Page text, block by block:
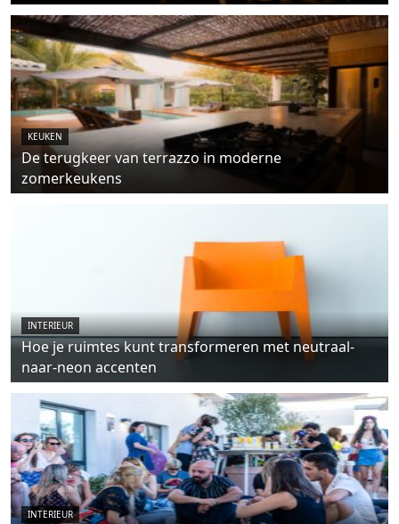
KEUKEN
De terugkeer van terrazzo in moderne
zomerkeukens
INTERIEUR
Hoe je ruimtes kunt transformeren met neutraal-
naar-neon accenten
INTERIEUR